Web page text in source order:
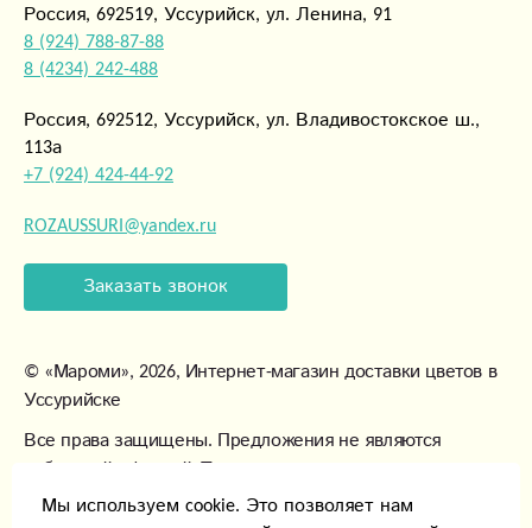
Россия, 692519, Уссурийск, ул. Ленина, 91
8 (924) 788-87-88
8 (4234) 242-488
Россия, 692512, Уссурийск, ул. Владивостокское ш.,
113а
+7 (924) 424-44-92
ROZAUSSURI@yandex.ru
Заказать звонок
© «Мароми», 2026, Интернет-магазин доставки цветов в
Уссурийске
Все права защищены. Предложения не являются
публичной офертой. Товары могут незначительно
отличаться от фотографий.
Мы используем cookie. Это позволяет нам